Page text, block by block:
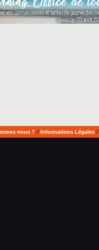
nous ? / Informations Légales/